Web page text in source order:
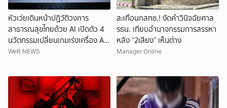
หัวเว่ยเดินหน้าปฏิวัติวงการ
สาธารณสุขไทยด้วย AI เปิดตัว 4
นวัตกรรมเปลี่ยนเกมเร่งเครื่อง AI
เพื่อการแพทย์ในประเทศไทย
WeR NEWS
สะเทือนกสทช.! งัดคำวินิจฉัยศาล
รธน. เทียบอำนาจกรรมการสรรหา
หลัง “2เสียง” เห็นต่าง
Manager Online